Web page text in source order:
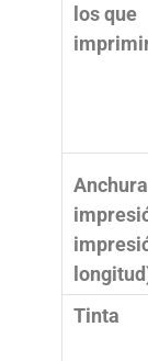
los que
Tinta